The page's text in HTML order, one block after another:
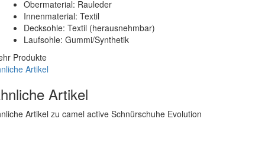
Obermaterial: Rauleder
Innenmaterial: Textil
Decksohle: Textil (herausnehmbar)
Laufsohle: Gummi/Synthetik
Produkte
Artikel
Artikel
Artikel zu camel active Schnürschuhe Evolution